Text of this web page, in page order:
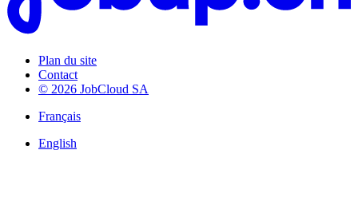
Plan du site
Contact
© 2026 JobCloud SA
Français
English